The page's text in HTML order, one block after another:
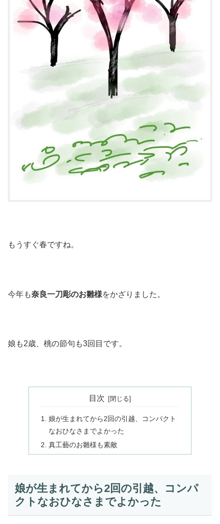
もうすぐ春ですね。
今年も奈良一刀彫のお雛様をかざりました。
娘も2歳、桃の節句も3回目です。
目次
娘が生まれてから2回の引越、コンパクト
なおひなさまでよかった
真工藝のお雛様も素敵
娘が生まれてから2回の引越、コンパ
クトなおひなさまでよかった